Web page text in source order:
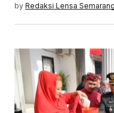
by Redaksi Lensa Semarang